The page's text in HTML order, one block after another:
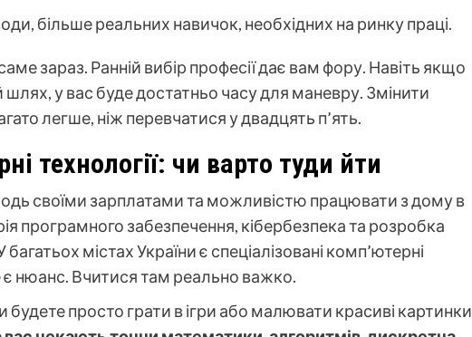
більше реальних навичок, необхідних на ринку праці.
зараз. Ранній вибір професії дає вам фору. Навіть якщо
у вас буде достатньо часу для маневру. Змінити
легше, ніж перевчатися у двадцять п’ять.
технології: чи варто туди йти
своїми зарплатами та можливістю працювати з дому в
програмного забезпечення, кібербезпека та розробка
багатьох містах України є спеціалізовані комп’ютерні
нюанс. Вчитися там реально важко.
просто грати в ігри або малювати красиві картинки